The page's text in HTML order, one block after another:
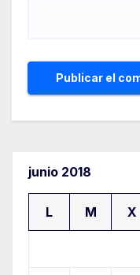
junio 2018
L M X